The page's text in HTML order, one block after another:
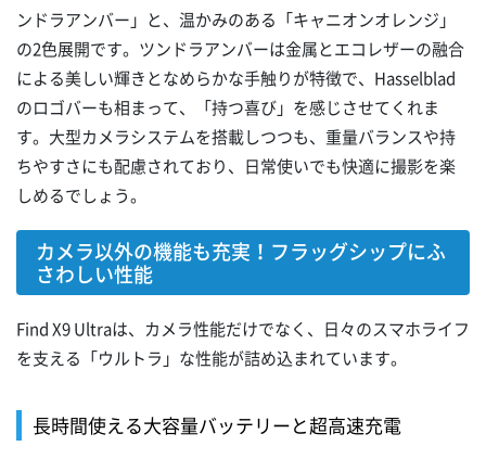
ンドラアンバー」と、温かみのある「キャニオンオレンジ」
の2色展開です。ツンドラアンバーは金属とエコレザーの融合
による美しい輝きとなめらかな手触りが特徴で、Hasselblad
のロゴバーも相まって、「持つ喜び」を感じさせてくれま
す。大型カメラシステムを搭載しつつも、重量バランスや持
ちやすさにも配慮されており、日常使いでも快適に撮影を楽
しめるでしょう。
カメラ以外の機能も充実！フラッグシップにふ
さわしい性能
Find X9 Ultraは、カメラ性能だけでなく、日々のスマホライフ
を支える「ウルトラ」な性能が詰め込まれています。
長時間使える大容量バッテリーと超高速充電